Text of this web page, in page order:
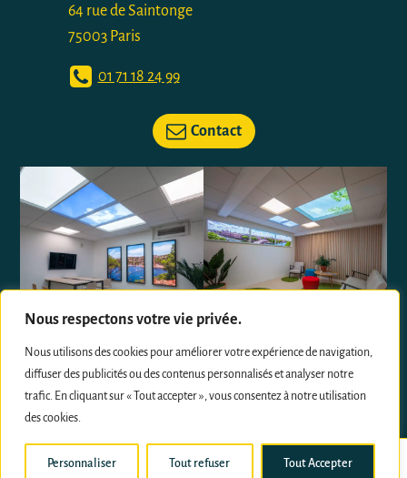
Nous respectons votre vie privée.
Nous utilisons des cookies pour améliorer votre expérience de navigation,
diffuser des publicités ou des contenus personnalisés et analyser notre
trafic. En cliquant sur « Tout accepter », vous consentez à notre utilisation
des cookies.
Personnaliser Tout refuser Tout Accepter
64 rue de Saintonge
75003 Paris
01 71 18 24 99
Contact
Suivez nous sur les réseaux sociaux
01.71.18.24.99 Demande de devis